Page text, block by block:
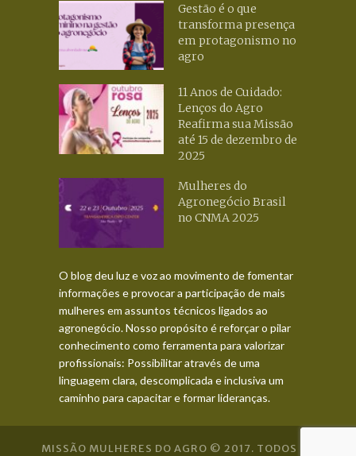
Gestão é o que
transforma presença
em protagonismo no
agro
11 Anos de Cuidado:
Lenços do Agro
Reafirma sua Missão
até 15 de dezembro de
2025
Mulheres do
Agronegócio Brasil
no CNMA 2025
O blog deu luz e voz ao movimento de fomentar
informações e provocar a participação de mais
mulheres em assuntos técnicos ligados ao
agronegócio. Nosso propósito é reforçar o pilar
conhecimento como ferramenta para valorizar
profissionais: Possibilitar através de uma
linguagem clara, descomplicada e inclusiva um
caminho para capacitar e formar lideranças.
MISSÃO MULHERES DO AGRO © 2017. TODOS OS